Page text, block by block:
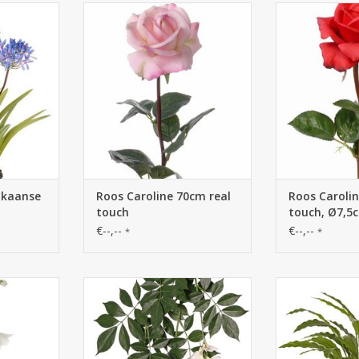
lvs,
131355RS - Roos Caroline, Real
Touch (voelt als echt), 70cm lang,
met een doorsnede van 7,5cm
Roos Caroline 70cm real
touch
€--,-- *
131355RO -
real
Roos
touch,
€--,-- *
met 8
131803WIFR - Wisteria (Blauwe
regen) met 2 clusters bloemen &
126 bladeren,90 cm,
brandvertragend
730113GR -
(groen)
bladeren, Ø